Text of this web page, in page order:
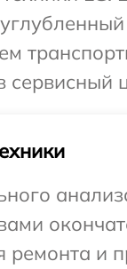
сервисный
ремонта и